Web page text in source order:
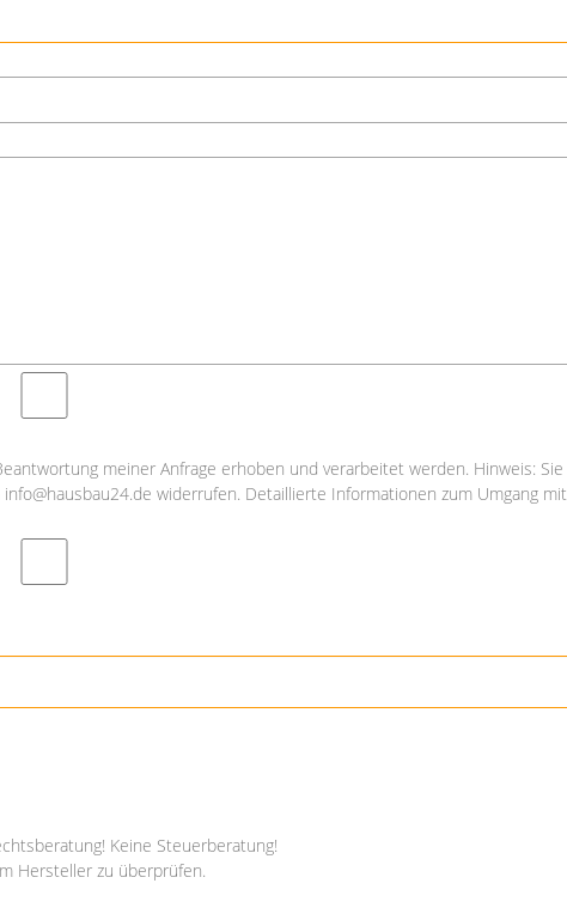
meiner Anfrage erhoben und verarbeitet werden. Hinweis: Sie
widerrufen. Detaillierte Informationen zum Umgang mit
Keine Steuerberatung!
Hersteller zu überprüfen.